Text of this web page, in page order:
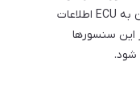
سنسور دمای موتور و سنسور اکسیژن به ECU اطلاعات
این سنسورها